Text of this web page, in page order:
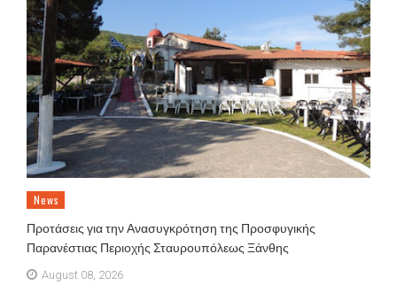
News
Προτάσεις για την Ανασυγκρότηση της Προσφυγικής
Παρανέστιας Περιοχής Σταυρουπόλεως Ξάνθης
August 08, 2026